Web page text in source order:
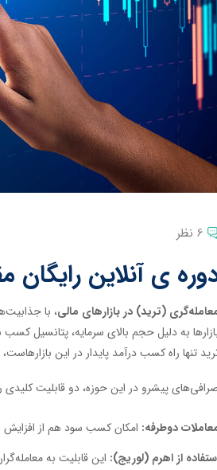
6 نظر
ی آنلاین رایگان
(ترید) در بازارهای مالی، با
به دلیل حجم بالای سرمایه، پتانسیل
تنها راه کسب درآمد پایدار در این
پیشرو در این حوزه، دو قابلیت کلیدی
دوطرفه: امکان کسب سود هم از افزایش
از اهرم (لوریج): این قابلیت به